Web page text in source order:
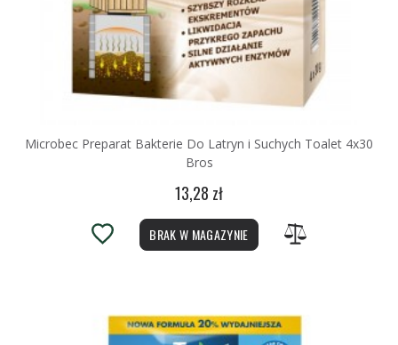
Microbec Preparat Bakterie Do Latryn i Suchych Toalet 4x30
Bros
13,28 zł
BRAK W MAGAZYNIE